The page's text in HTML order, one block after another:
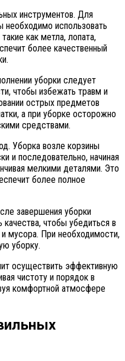
инструментов. Для
необходимо использовать
как метла, лопата,
более качественный
уборки следует
чтобы избежать травм и
острых предметов
а при уборке осторожно
средствами.
Уборка возле корзины
и последовательно, начиная
мелкими деталями. Это
более полное
завершения уборки
чтобы убедиться в
мусора. При необходимости,
уборку.
осуществить эффективную
чистоту и порядок в
комфортной атмосфере